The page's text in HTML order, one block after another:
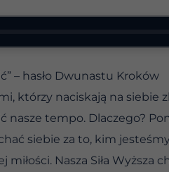
– hasło Dwunastu Kroków
którzy naciskają na siebie
nasze tempo. Dlaczego?
siebie za to, kim
miłości. Nasza Siła